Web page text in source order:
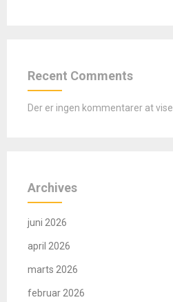
Recent Comments
Der er ingen kommentarer at vise.
Archives
juni 2026
april 2026
marts 2026
februar 2026